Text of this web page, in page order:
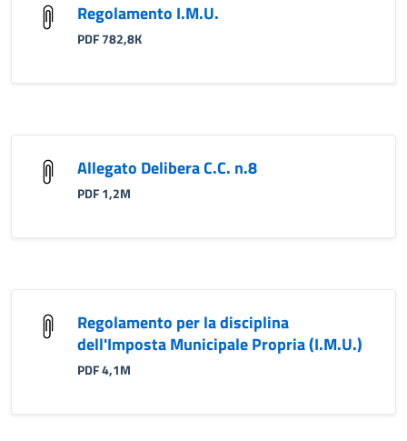
Regolamento I.M.U.
PDF 782,8K
Allegato Delibera C.C. n.8
PDF 1,2M
Regolamento per la disciplina
dell'Imposta Municipale Propria (I.M.U.)
PDF 4,1M